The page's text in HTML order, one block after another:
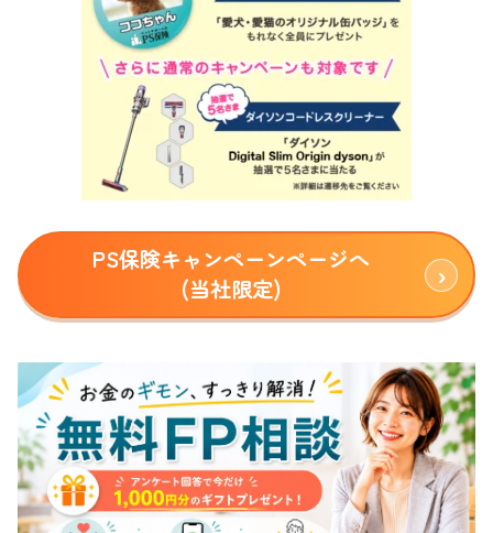
PS保険キャンペーンページへ
(当社限定)